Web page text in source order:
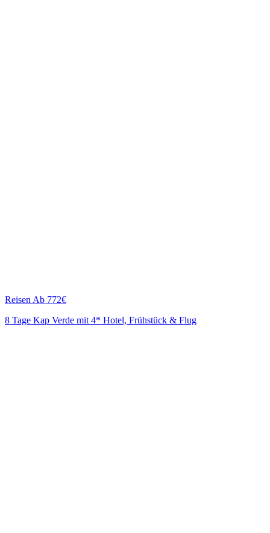
Reisen Ab 772€
8 Tage Kap Verde mit 4* Hotel, Frühstück & Flug